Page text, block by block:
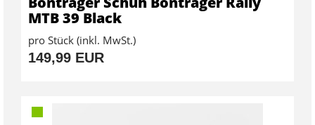
MTB 39 Black
pro Stück (inkl. MwSt.)
149,99 EUR